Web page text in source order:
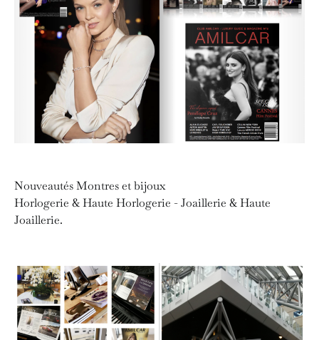
Nouveautés Montres et bijoux
Horlogerie & Haute Horlogerie - Joaillerie & Haute
Joaillerie.